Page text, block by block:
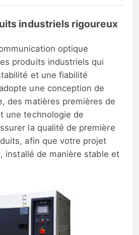
industriels rigoureux
optique
produits industriels qui
et une fiabilité
une conception de
des matières premières de
une technologie de
la qualité de première
afin que votre projet
installé de manière stable et